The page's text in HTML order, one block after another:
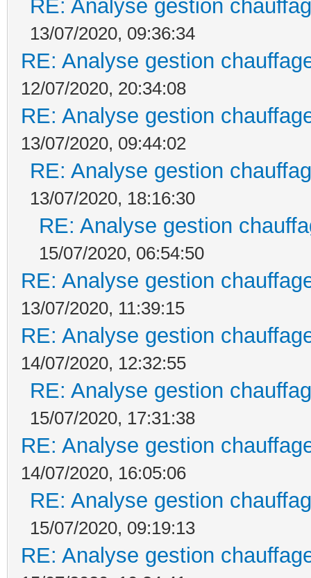
RE: Analyse gestion
13/07/2020, 09:36:34
RE: Analyse gestion
12/07/2020, 20:34:08
RE: Analyse gestion
13/07/2020, 09:44:02
RE: Analyse gestion
13/07/2020, 18:16:30
RE: Analyse gestion
15/07/2020, 06:54:50
RE: Analyse gestion
13/07/2020, 11:39:15
RE: Analyse gestion
14/07/2020, 12:32:55
RE: Analyse gestion
15/07/2020, 17:31:38
RE: Analyse gestion
14/07/2020, 16:05:06
RE: Analyse gestion
15/07/2020, 09:19:13
RE: Analyse gestion